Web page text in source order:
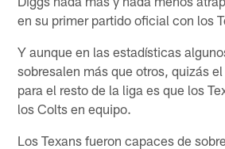
en su primer partido oficial con los
Y aunque en las estadísticas
sobresalen más que otros, quizás
para el resto de la liga es que los
los Colts en equipo.
Los Texans fueron capaces de